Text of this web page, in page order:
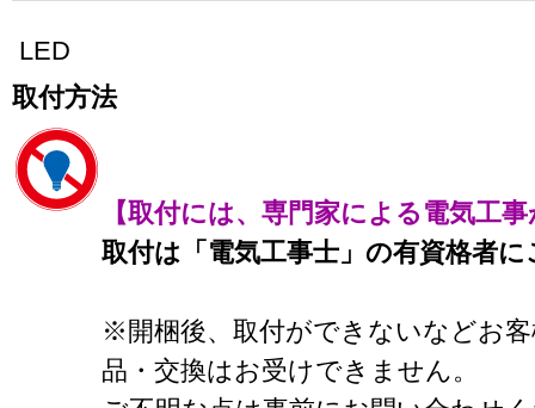
LED
取付方法
【取付には、専門家による電気工
取付は「電気工事士」の有資格者
※開梱後、取付ができないなどお
品・交換はお受けできません。